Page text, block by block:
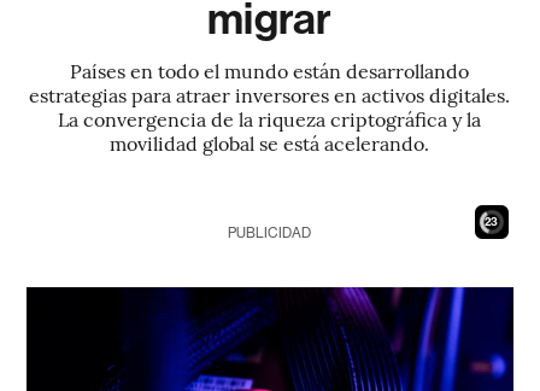
migrar
Países en todo el mundo están desarrollando
estrategias para atraer inversores en activos digitales.
La convergencia de la riqueza criptográfica y la
movilidad global se está acelerando.
21
PUBLICIDAD